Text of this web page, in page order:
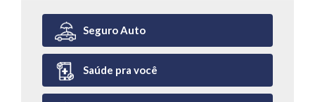
Seguro Auto
Saúde pra você